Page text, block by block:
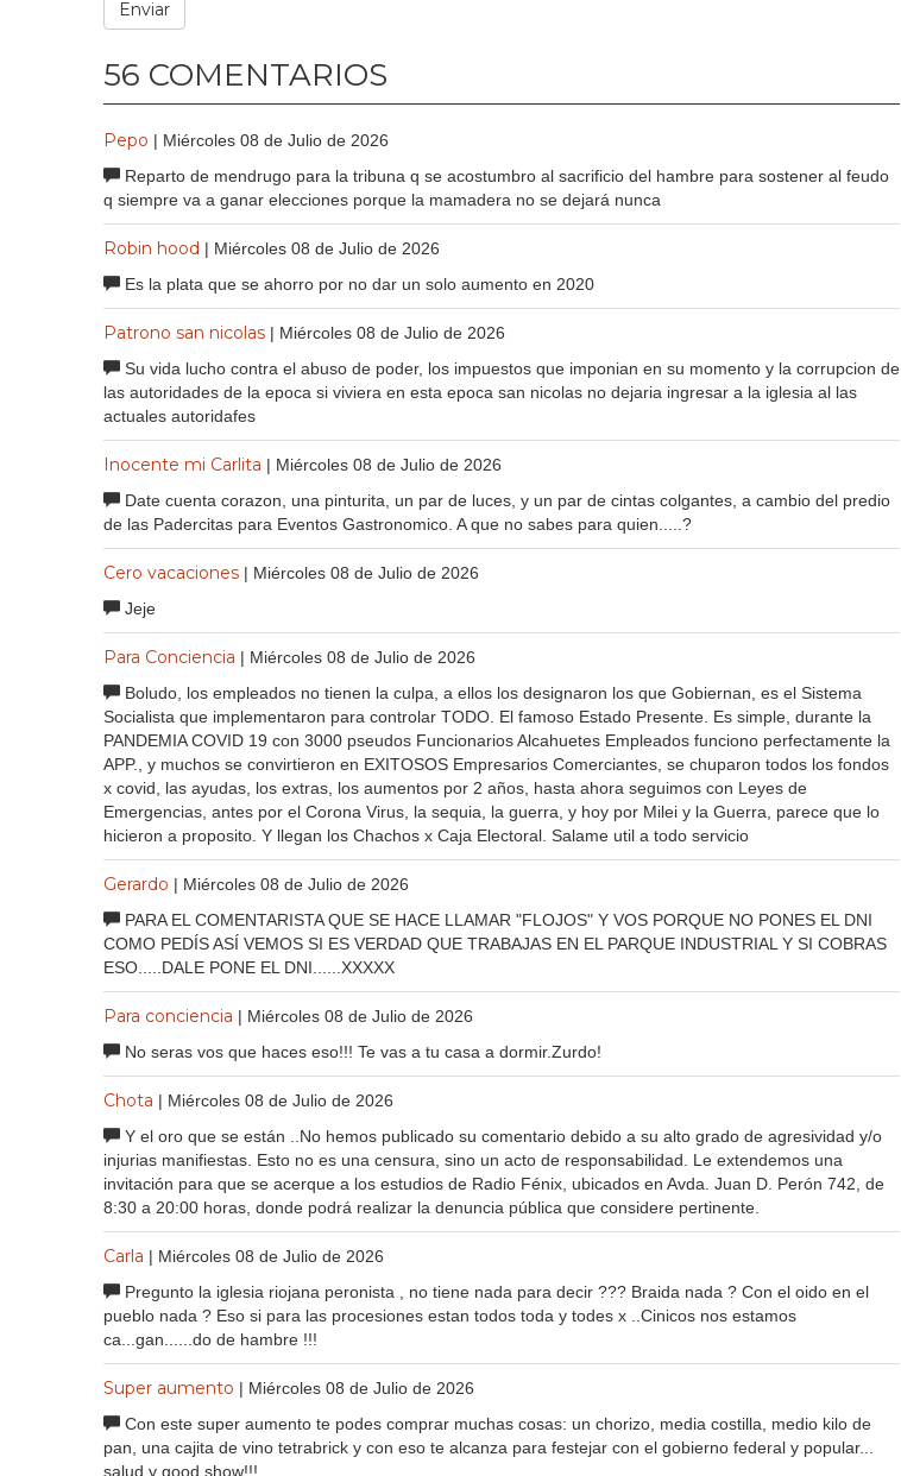
56 COMENTARIOS
Pepo | Miércoles 08 de Julio de 2026
Reparto de mendrugo para la tribuna q se acostumbro al sacrificio del hambre para sostener al feudo
q siempre va a ganar elecciones porque la mamadera no se dejará nunca
Robin hood | Miércoles 08 de Julio de 2026
Es la plata que se ahorro por no dar un solo aumento en 2020
Patrono san nicolas | Miércoles 08 de Julio de 2026
Su vida lucho contra el abuso de poder, los impuestos que imponian en su momento y la corrupcion de
las autoridades de la epoca si viviera en esta epoca san nicolas no dejaria ingresar a la iglesia al las
actuales autoridafes
Inocente mi Carlita | Miércoles 08 de Julio de 2026
Date cuenta corazon, una pinturita, un par de luces, y un par de cintas colgantes, a cambio del predio
de las Padercitas para Eventos Gastronomico. A que no sabes para quien.....?
Cero vacaciones | Miércoles 08 de Julio de 2026
Jeje
Para Conciencia | Miércoles 08 de Julio de 2026
Boludo, los empleados no tienen la culpa, a ellos los designaron los que Gobiernan, es el Sistema
Socialista que implementaron para controlar TODO. El famoso Estado Presente. Es simple, durante la
PANDEMIA COVID 19 con 3000 pseudos Funcionarios Alcahuetes Empleados funciono perfectamente la
APP., y muchos se convirtieron en EXITOSOS Empresarios Comerciantes, se chuparon todos los fondos
x covid, las ayudas, los extras, los aumentos por 2 años, hasta ahora seguimos con Leyes de
Emergencias, antes por el Corona Virus, la sequia, la guerra, y hoy por Milei y la Guerra, parece que lo
hicieron a proposito. Y llegan los Chachos x Caja Electoral. Salame util a todo servicio
Gerardo | Miércoles 08 de Julio de 2026
PARA EL COMENTARISTA QUE SE HACE LLAMAR "FLOJOS" Y VOS PORQUE NO PONES EL DNI
COMO PEDÍS ASÍ VEMOS SI ES VERDAD QUE TRABAJAS EN EL PARQUE INDUSTRIAL Y SI COBRAS
ESO.....DALE PONE EL DNI......XXXXX
Para conciencia | Miércoles 08 de Julio de 2026
No seras vos que haces eso!!! Te vas a tu casa a dormir.Zurdo!
Chota | Miércoles 08 de Julio de 2026
Y el oro que se están ..No hemos publicado su comentario debido a su alto grado de agresividad y/o
injurias manifiestas. Esto no es una censura, sino un acto de responsabilidad. Le extendemos una
invitación para que se acerque a los estudios de Radio Fénix, ubicados en Avda. Juan D. Perón 742, de
8:30 a 20:00 horas, donde podrá realizar la denuncia pública que considere pertinente.
Carla | Miércoles 08 de Julio de 2026
Pregunto la iglesia riojana peronista , no tiene nada para decir ??? Braida nada ? Con el oido en el
pueblo nada ? Eso si para las procesiones estan todos toda y todes x ..Cinicos nos estamos
ca...gan......do de hambre !!!
Super aumento | Miércoles 08 de Julio de 2026
Con este super aumento te podes comprar muchas cosas: un chorizo, media costilla, medio kilo de
pan, una cajita de vino tetrabrick y con eso te alcanza para festejar con el gobierno federal y popular...
salud y good show!!!